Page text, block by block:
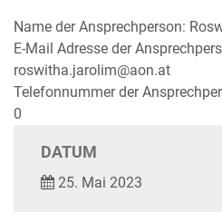
Name der Ansprechperson:
E-Mail Adresse der
roswitha.jarolim@aon.at
Telefonnummer der
0
DATUM
25. Mai 2023